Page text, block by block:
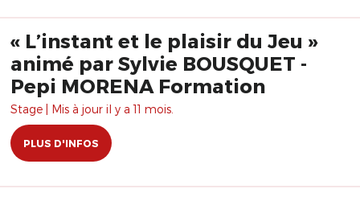
« L’instant et le plaisir du Jeu »
animé par Sylvie BOUSQUET -
Pepi MORENA Formation
Stage | Mis à jour il y a 11 mois.
PLUS D'INFOS